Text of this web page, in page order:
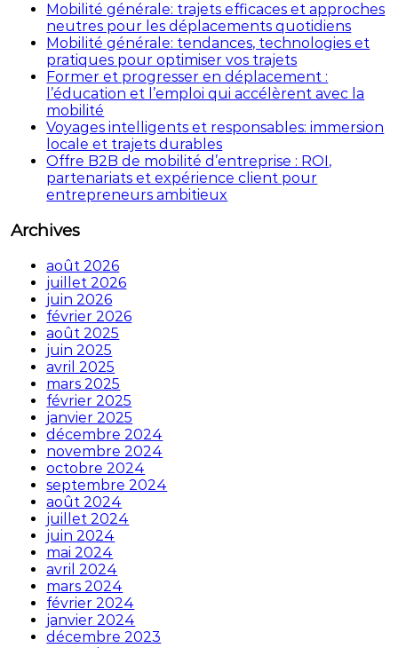
Mobilité générale: trajets efficaces et approches
neutres pour les déplacements quotidiens
Mobilité générale: tendances, technologies et
pratiques pour optimiser vos trajets
Former et progresser en déplacement :
l’éducation et l’emploi qui accélèrent avec la
mobilité
Voyages intelligents et responsables: immersion
locale et trajets durables
Offre B2B de mobilité d’entreprise : ROI,
partenariats et expérience client pour
entrepreneurs ambitieux
Archives
août 2026
juillet 2026
juin 2026
février 2026
août 2025
juin 2025
avril 2025
mars 2025
février 2025
janvier 2025
décembre 2024
novembre 2024
octobre 2024
septembre 2024
août 2024
juillet 2024
juin 2024
mai 2024
avril 2024
mars 2024
février 2024
janvier 2024
décembre 2023